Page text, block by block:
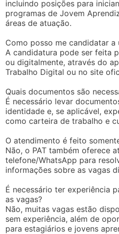
incluindo posições para
programas de Jovem
áreas de atuação.
Como posso me candidatar a
A candidatura pode ser feita
ou digitalmente, através do
Trabalho Digital ou no site
Quais documentos são
É necessário levar
identidade e, se aplicável,
como carteira de trabalho e
O atendimento é feito
Não, o PAT também oferece
telefone/WhatsApp para
informações sobre as vagas
É necessário ter experiência
as vagas?
Não, muitas vagas estão
sem experiência, além de
para estagiários e jovens